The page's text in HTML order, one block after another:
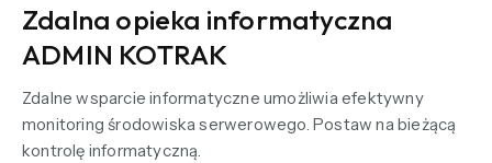
Zdalna opieka informatyczna
ADMIN KOTRAK
Zdalne wsparcie informatyczne umożliwia efektywny
monitoring środowiska serwerowego. Postaw na bieżącą
kontrolę informatyczną.